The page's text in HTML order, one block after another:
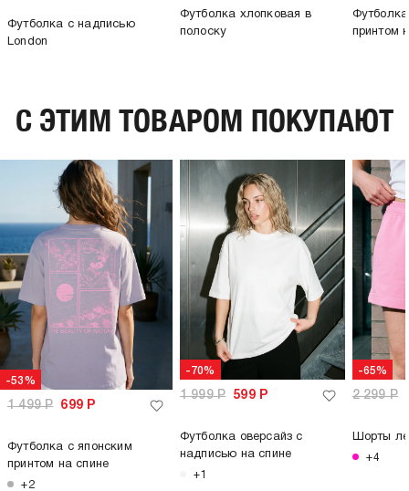
Футболка с надписью
London
Футболка хлопковая в
полоску
принтом
C ЭТИМ ТОВАРОМ ПОКУПАЮТ
-53%
1 499Р 699 Р
Футболка с японским
принтом на спине
+2
-70%
1 999Р 599Р
Футболка оверсайз с
надписью на спине
+1
-65%
2 299Р
Шорты
+4